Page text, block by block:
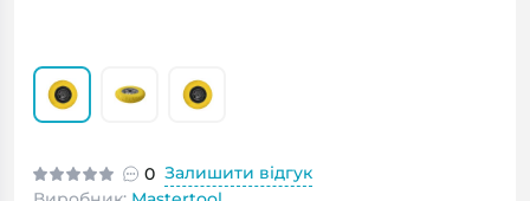
0 Залишити відгук